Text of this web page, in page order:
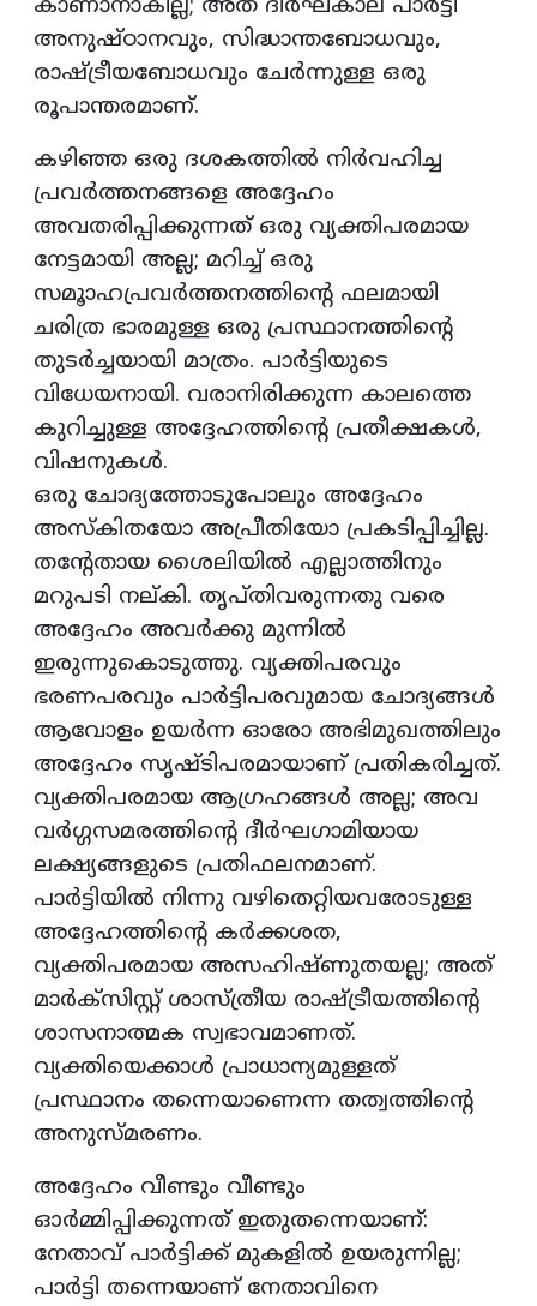
കാണാനാകില്ല; അത് ദീർഘകാല പാർട്ടി
അനുഷ്ഠാനവും, സിദ്ധാന്തബോധവും,
രാഷ്ട്രീയബോധവും ചേർന്നുള്ള ഒരു
രൂപാന്തരമാണ്.
കഴിഞ്ഞ ഒരു ദശകത്തിൽ നിർവഹിച്ച
പ്രവർത്തനങ്ങളെ അദ്ദേഹം
അവതരിപ്പിക്കുന്നത് ഒരു വ്യക്തിപരമായ
നേട്ടമായി അല്ല; മറിച്ച് ഒരു
സമൂാഹപ്രവർത്തനത്തിന്റെ ഫലമായി
ചരിത്ര ഭാരമുള്ള ഒരു പ്രസ്ഥാനത്തിന്റെ
തുടർച്ചയായി മാത്രം. പാർട്ടിയുടെ
വിധേയനായി. വരാനിരിക്കുന്ന കാലത്തെ
കുറിച്ചുള്ള അദ്ദേഹത്തിന്റെ പ്രതീക്ഷകൾ,
വിഷനുകൾ.
ഒരു ചോദ്യത്തോടുപോലും അദ്ദേഹം
അസ്കിതയോ അപ്രീതിയോ പ്രകടിപ്പിച്ചില്ല.
തന്റേതായ ശൈലിയിൽ എല്ലാത്തിനും
മറുപടി നല്കി. തൃപ്തിവരുന്നതു വരെ
അദ്ദേഹം അവർക്കു മുന്നിൽ
ഇരുന്നുകൊടുത്തു. വ്യക്തിപരവും
ഭരണപരവും പാർട്ടിപരവുമായ ചോദ്യങ്ങൾ
ആവോളം ഉയർന്ന ഓരോ അഭിമുഖത്തിലും
അദ്ദേഹം സൃഷ്ടിപരമായാണ് പ്രതികരിച്ചത്.
വ്യക്തിപരമായ ആഗ്രഹങ്ങൾ അല്ല; അവ
വർഗ്ഗസമരത്തിന്റെ ദീർഘഗാമിയായ
ലക്ഷ്യങ്ങളുടെ പ്രതിഫലനമാണ്.
പാർട്ടിയിൽ നിന്നു വഴിതെറ്റിയവരോടുള്ള
അദ്ദേഹത്തിന്റെ കർക്കശത,
വ്യക്തിപരമായ അസഹിഷ്ണുതയല്ല; അത്
മാർക്സിസ്റ്റ് ശാസ്ത്രീയ രാഷ്ട്രീയത്തിന്റെ
ശാസനാത്മക സ്വഭാവമാണത്.
വ്യക്തിയെക്കാൾ പ്രാധാന്യമുള്ളത്
പ്രസ്ഥാനം തന്നെയാണെന്ന തത്വത്തിന്റെ
അനുസ്മരണം.
അദ്ദേഹം വീണ്ടും വീണ്ടും
ഓർമ്മിപ്പിക്കുന്നത് ഇതുതന്നെയാണ്:
നേതാവ് പാർട്ടിക്ക് മുകളിൽ ഉയരുന്നില്ല;
പാർട്ടി തന്നെയാണ് നേതാവിനെ